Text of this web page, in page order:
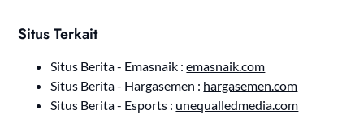
Situs Terkait
Situs Berita - Emasnaik :emasnaik.com
Situs Berita - Hargasemen : hargasemen.com
Situs Berita - Esports : unequalledmedia.com